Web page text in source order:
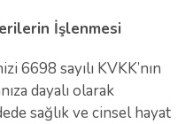
İşlenmesi
6698 sayılı KVKK’nın
dayalı olarak
sağlık ve cinsel hayat